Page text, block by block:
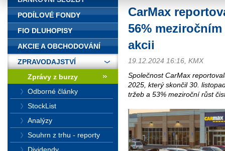
CarMax
56%
akcii
19.12.2024 16:16, KMX
Společnost CarMax
2025, který skončil 30.
tržeb a 53% meziroční růst
PODÍLOVÉ FONDY
FIO DLUHOPISY
AKCIE A OBCHODOVÁNÍ
ZPRAVODAJSTVÍ
Zprávy z burzy
Odborné články
StockList
Analýzy
Souhrn z trhu - reporty